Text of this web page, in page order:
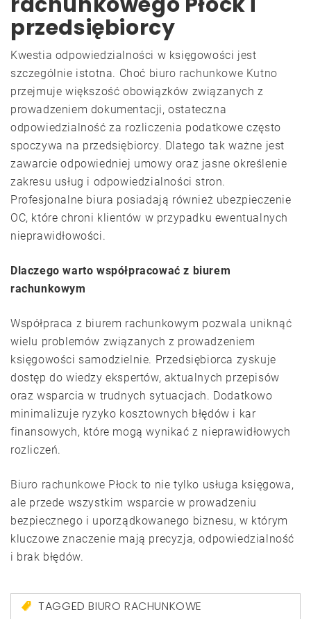
przedsiębiorcy
Kwestia odpowiedzialności w księgowości jest
szczególnie istotna. Choć biuro rachunkowe Kutno
przejmuje większość obowiązków związanych z
prowadzeniem dokumentacji, ostateczna
odpowiedzialność za rozliczenia podatkowe często
spoczywa na przedsiębiorcy. Dlatego tak ważne jest
zawarcie odpowiedniej umowy oraz jasne określenie
zakresu usług i odpowiedzialności stron.
Profesjonalne biura posiadają również ubezpieczenie
OC, które chroni klientów w przypadku ewentualnych
nieprawidłowości.
Dlaczego warto współpracować z biurem
rachunkowym
Współpraca z biurem rachunkowym pozwala uniknąć
wielu problemów związanych z prowadzeniem
księgowości samodzielnie. Przedsiębiorca zyskuje
dostęp do wiedzy ekspertów, aktualnych przepisów
oraz wsparcia w trudnych sytuacjach. Dodatkowo
minimalizuje ryzyko kosztownych błędów i kar
finansowych, które mogą wynikać z nieprawidłowych
rozliczeń.
Biuro rachunkowe Płock to nie tylko usługa księgowa,
ale przede wszystkim wsparcie w prowadzeniu
bezpiecznego i uporządkowanego biznesu, w którym
kluczowe znaczenie mają precyzja, odpowiedzialność
i brak błędów.
TAGGEDBIURO RACHUNKOWE